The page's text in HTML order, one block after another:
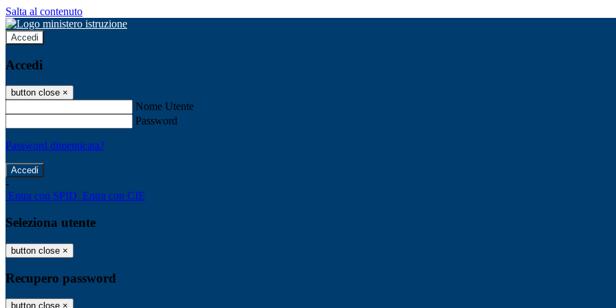
Salta al contenuto
Accedi
Accedi
button close ×
Nome Utente
Password
Password dimenticata?
-
Entra con SPID Entra con CIE
Seleziona utente
button close ×
Recupero password
button close ×